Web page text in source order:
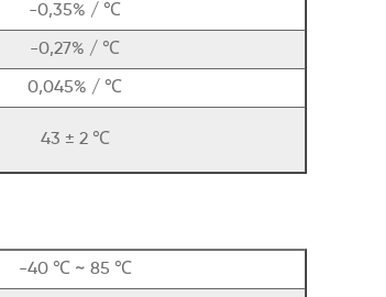
-0,35% / ℃
-0,27% / ℃
0,045% / ℃
43 ± 2 ℃
-40 ℃ ~ 85 ℃